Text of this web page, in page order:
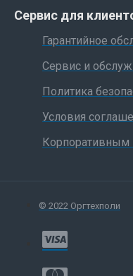
Сервис для
Гарантийное
Сервис и
Политика
Условия
Корпоративным
© 2022 Оргтехполи